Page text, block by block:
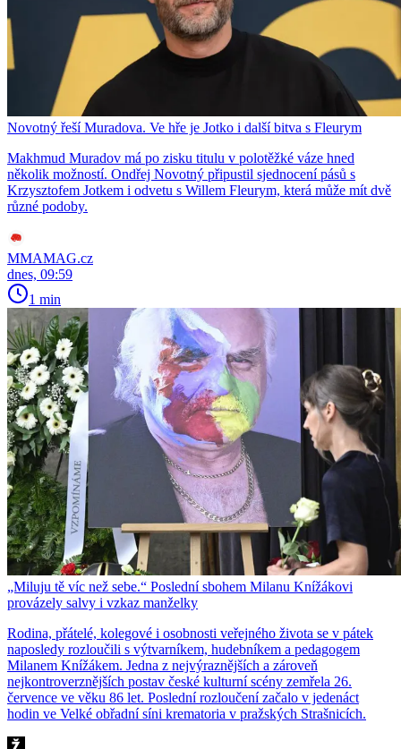
Novotný řeší Muradova. Ve hře je Jotko i další bitva s Fleurym
Makhmud Muradov má po zisku titulu v polotěžké váze hned
několik možností. Ondřej Novotný připustil sjednocení pásů s
Krzysztofem Jotkem i odvetu s Willem Fleurym, která může mít dvě
různé podoby.
MMAMAG.cz
dnes, 09:59
1 min
„Miluju tě víc než sebe.“ Poslední sbohem Milanu Knížákovi
provázely salvy i vzkaz manželky
Rodina, přátelé, kolegové i osobnosti veřejného života se v pátek
naposledy rozloučili s výtvarníkem, hudebníkem a pedagogem
Milanem Knížákem. Jedna z nejvýraznějších a zároveň
nejkontroverznějších postav české kulturní scény zemřela 26.
července ve věku 86 let. Poslední rozloučení začalo v jedenáct
hodin ve Velké obřadní síni krematoria v pražských Strašnicích.